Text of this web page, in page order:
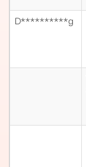
D**********g